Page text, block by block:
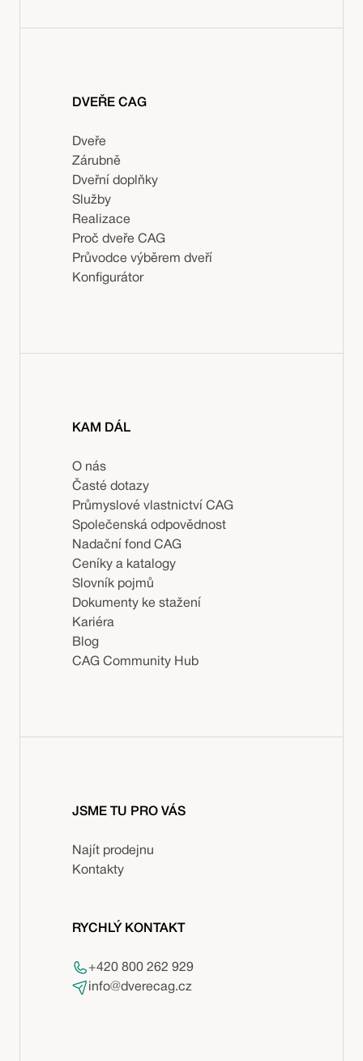
DVEŘE CAG
Dveře
Zárubně
Dveřní doplňky
Služby
Realizace
Proč dveře CAG
Průvodce výběrem dveří
Konfigurátor
KAM DÁL
O nás
Časté dotazy
Průmyslové vlastnictví CAG
Společenská odpovědnost
Nadační fond CAG
Ceníky a katalogy
Slovník pojmů
Dokumenty ke stažení
Kariéra
Blog
CAG Community Hub
JSME TU PRO VÁS
Najít prodejnu
Kontakty
RYCHLÝ KONTAKT
+420 800 262 929
info@dverecag.cz